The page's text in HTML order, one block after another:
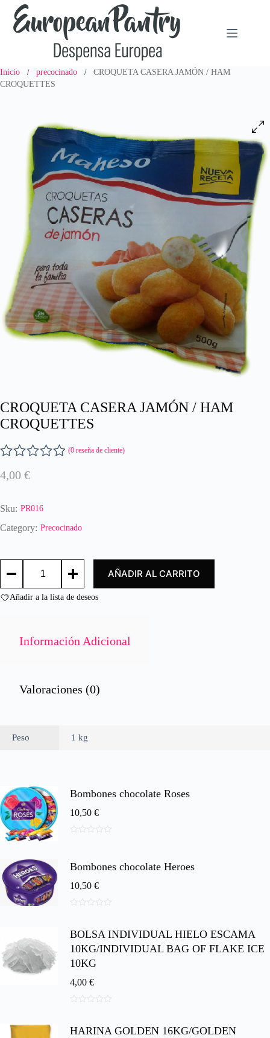
Saltar
contenido
Inicio / precocinado /
CROQUETA CASERA JAMÓN / HAM
CROQUETTES
CROQUETA CASERA JAMÓN / HAM
CROQUETTES
V
a
o
a
n
0
(0 reseña de cliente)
4,00 €
Sku: PR016
Category: Precocinado
CASERA
/
AÑADIR AL CARRITO
Añadir a la lista de deseos
Información Adicional
Valoraciones (0)
Peso 1 kg
Bombones chocolate Roses
10,50 €
5
Bombones chocolate Heroes
10,50 €
e
BOLSA INDIVIDUAL HIELO ESCAMA
10KG/INDIVIDUAL BAG OF FLAKE ICE
10KG
4,00 €
e
HARINA GOLDEN 16KG/GOLDEN